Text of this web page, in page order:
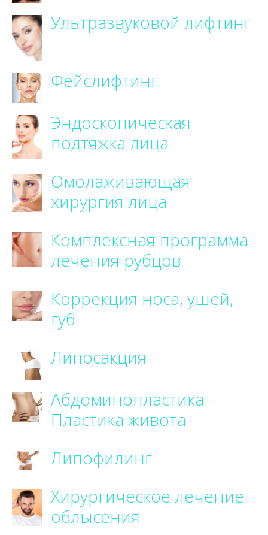
Ультразвуковой лифтинг
Фейслифтинг
Эндоскопическая
подтяжка лица
Омолаживающая
хирургия лица
Комплексная программа
лечения рубцов
Коррекция носа, ушей,
губ
Липосакция
Абдоминопластика -
Пластика живота
Липофилинг
Хирургическое лечение
облысения